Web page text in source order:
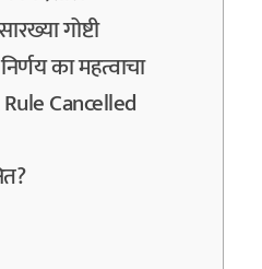
गोष्टी
का महत्वाचा
Cancelled